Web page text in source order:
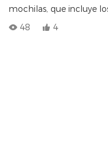
mochilas, que incluye
muestreo y embalaje
48 4